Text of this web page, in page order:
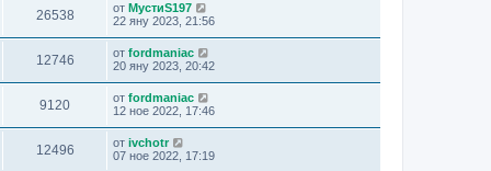
26538 от МустиS197
22 яну 2023, 21:56
12746 от fordmaniac
20 яну 2023, 20:42
9120 от fordmaniac
12 ное 2022, 17:46
12496 от ivchotr
07 ное 2022, 17:19